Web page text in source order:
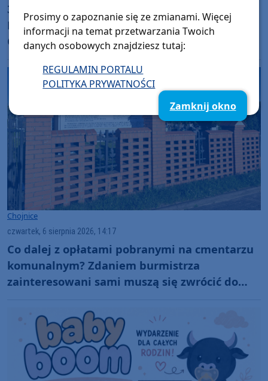
30 lat razem dla przyrody. Jubileusz 30-lecia
Parku Narodowego "Bory Tucholskie".
Odcinek 12: "Edukacja senioralna" (WIDEO)
Chojnice
czwartek, 6 sierpnia 2026, 14:17
Co dalej z opłatami pobranymi na cmentarzu
komunalnym? Zdaniem burmistrza
zainteresowani sami muszą się zwrócić do
Prosimy o zapoznanie się ze zmianami. Więcej
informacji na temat przetwarzania Twoich
danych osobowych znajdziesz tutaj:
REGULAMIN PORTALU
POLITYKA PRYWATNOŚCI
Zamknij okno